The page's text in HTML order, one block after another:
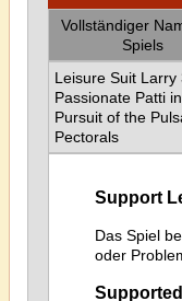
Vollständiger
Spiels
Leisure Suit Larry
Passionate Patti in
Pursuit of the
Pectorals
Support
Das Spiel
oder